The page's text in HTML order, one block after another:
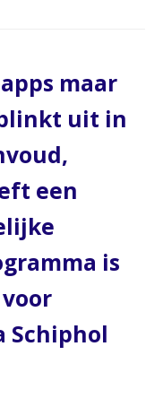
maar
uit in
een
is
Schiphol